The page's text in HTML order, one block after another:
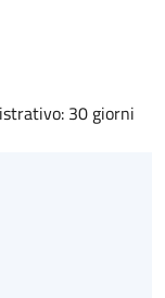
30 giorni